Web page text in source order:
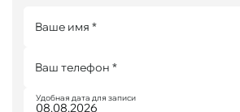
Ваше имя *
Ваш телефон *
Удобная дата для записи